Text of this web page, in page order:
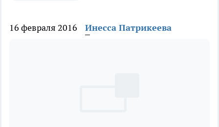
16 февраля 2016 Инесса Патрикеева